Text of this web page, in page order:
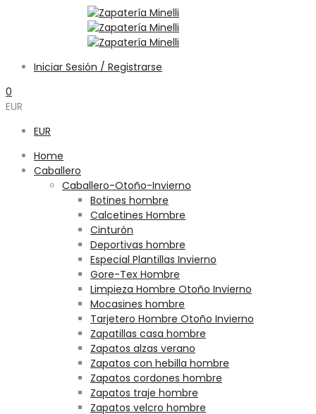
Iniciar Sesión / Registrarse
0
EUR
EUR
Home
Caballero
Caballero-Otoño-Invierno
Botines hombre
Calcetines Hombre
Cinturón
Deportivas hombre
Especial Plantillas Invierno
Gore-Tex Hombre
Limpieza Hombre Otoño Invierno
Mocasines hombre
Tarjetero Hombre Otoño Invierno
Zapatillas casa hombre
Zapatos alzas verano
Zapatos con hebilla hombre
Zapatos cordones hombre
Zapatos traje hombre
Zapatos velcro hombre